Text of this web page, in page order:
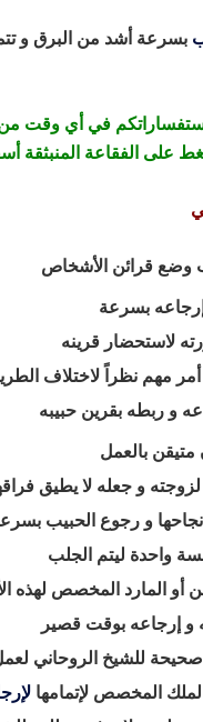
بسرعة أشد من البرق و
في أي وقت
على الفقاعة المنبثقة
وضع قرائن الأشخاص
بسرعة
لاستحضار قرينه
أمر مهم نظراً لاختلاف
و ربطه بقرين حبيبه
بالعمل
و جعله لا يطيق
و رجوع الحبيب
واحدة ليتم الجلب
المارد المخصص لهذه
و إرجاعه بوقت قصير
للشيخ الروحاني
المخصص لإتمامها